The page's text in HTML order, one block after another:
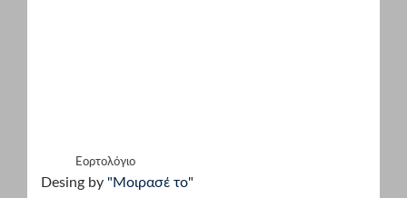
Εορτολόγιο
Desing by "Μοιρασέ το"